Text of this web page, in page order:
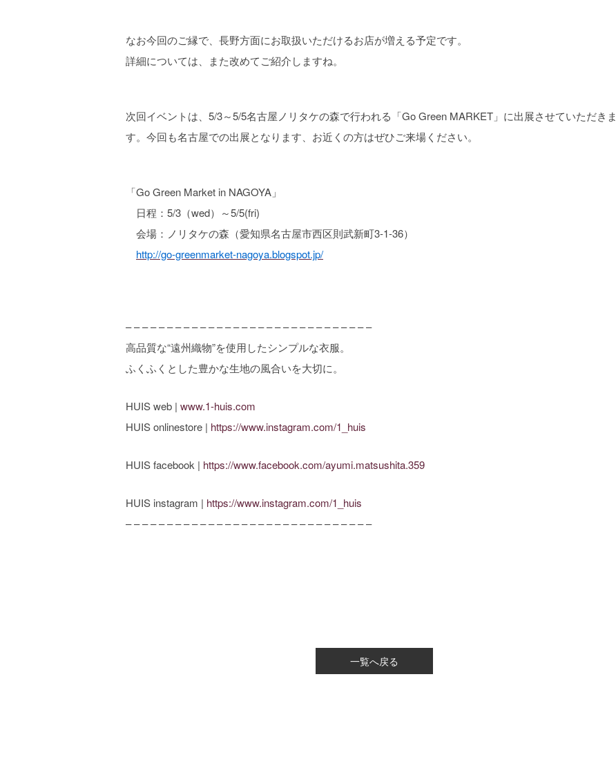
なお今回のご縁で、長野方面にお取扱いただけるお店が増える予定です。
詳細については、また改めてご紹介しますね。
次回イベントは、5/3～5/5名古屋ノリタケの森で行われる「Go Green MARKET」に出展させていただきま
す。今回も名古屋での出展となります、お近くの方はぜひご来場ください。
「Go Green Market in NAGOYA」
日程：5/3（wed）～5/5(fri)
会場：ノリタケの森（愛知県名古屋市西区則武新町3-1-36）
http://go-greenmarket-nagoya.blogspot.jp/
– – – – – – – – – – – – – – – – – – – – – – – – – – – – – –
高品質な“遠州織物”を使用したシンプルな衣服。
ふくふくとした豊かな生地の風合いを大切に。
HUIS web | www.1-huis.com
HUIS onlinestore | https://www.instagram.com/1_huis
HUIS facebook | https://www.facebook.com/ayumi.matsushita.359
HUIS instagram | https://www.instagram.com/1_huis
– – – – – – – – – – – – – – – – – – – – – – – – – – – – – –
一覧へ戻る